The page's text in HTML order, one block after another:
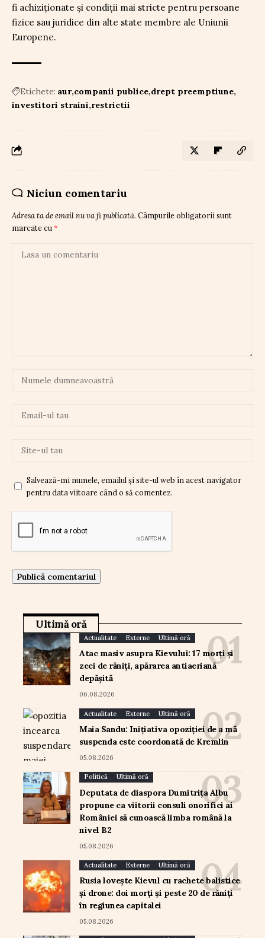
fi achiziționate și condiții mai stricte pentru persoane
fizice sau juridice din alte state membre ale Uniunii
Europene.
Etichete: aur companii publice drept preemptiune
investitori straini restrictii
Niciun comentariu
Adresa ta de email nu va fi publicată. Câmpurile obligatorii sunt
marcate cu *
Salvează-mi numele, emailul și site-ul web în acest navigator
pentru data viitoare când o să comentez.
Ultimă oră
Actualitate Externe Ultimă oră
Atac masiv asupra Kievului: 17 morți și
zeci de răniți, apărarea antiaeriană
depășită
06.08.2026
Actualitate Externe Ultimă oră
Maia Sandu: Inițiativa opoziției de a mă
suspenda este coordonată de Kremlin
05.08.2026
Politică Ultimă oră
Deputata de diaspora Dumitrița Albu
propune ca viitorii consuli onorifici ai
României să cunoască limba română la
nivel B2
05.08.2026
Actualitate Externe Ultimă oră
Rusia lovește Kievul cu rachete balistice
și drone: doi morți și peste 20 de răniți
în regiunea capitalei
05.08.2026